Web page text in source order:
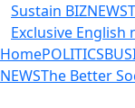
Sustain BIZNEWS
Exclusive English
HomePOLITICS
NEWSThe Better